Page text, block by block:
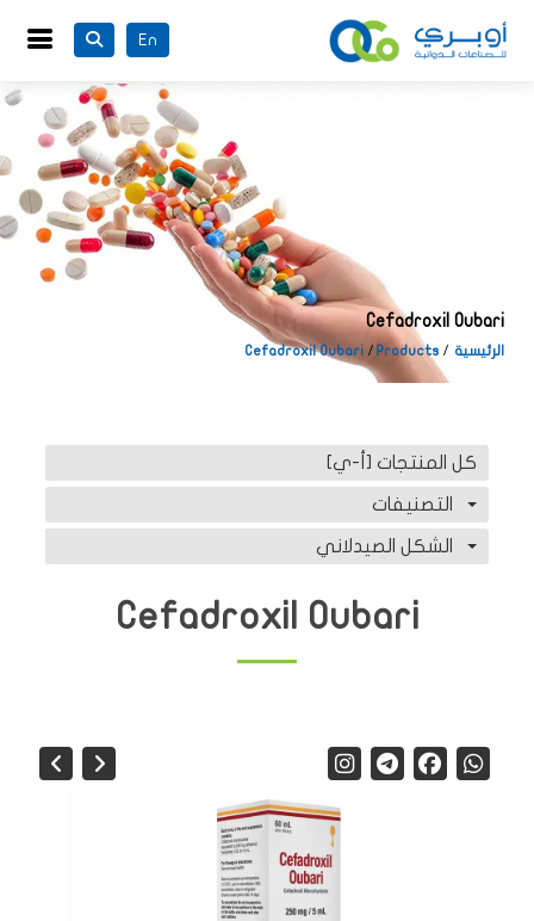
En
Cefadroxil Oubari
الرئيسية Products
Cefadroxil Oubari
كل المنتجات [أ-ي]
التصنيفات
الشكل الصيدلاني
Cefadroxil Oubari